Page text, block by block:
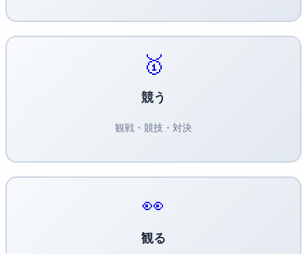
🥇
競う
観戦・競技・対決
👀
観る